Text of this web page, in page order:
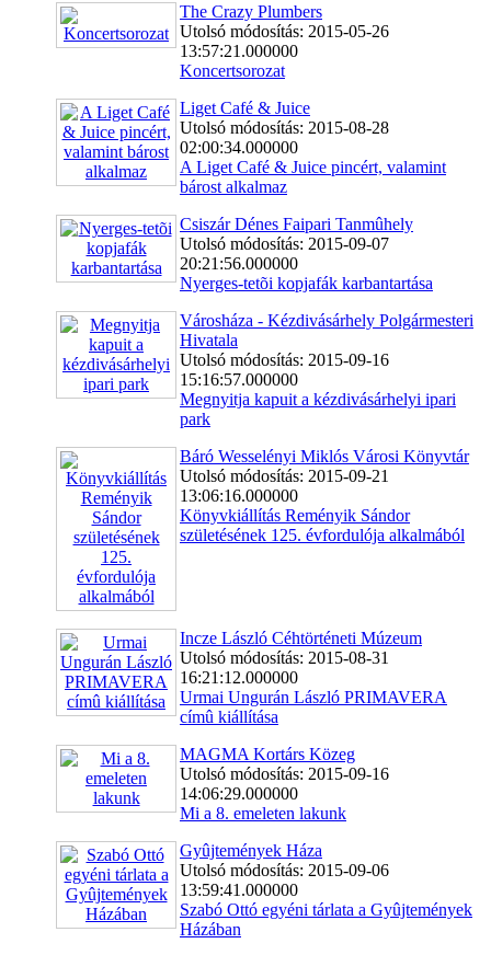
The Crazy Plumbers
Utolsó módosítás: 2015-05-26
13:57:21.000000
Koncertsorozat
Liget Café & Juice
Utolsó módosítás: 2015-08-28
02:00:34.000000
A Liget Café & Juice pincért, valamint
bárost alkalmaz
Csiszár Dénes Faipari Tanmûhely
Utolsó módosítás: 2015-09-07
20:21:56.000000
Nyerges-tetõi kopjafák karbantartása
Városháza - Kézdivásárhely Polgármesteri
Hivatala
Utolsó módosítás: 2015-09-16
15:16:57.000000
Megnyitja kapuit a kézdivásárhelyi ipari
park
Báró Wesselényi Miklós Városi Könyvtár
Utolsó módosítás: 2015-09-21
13:06:16.000000
Könyvkiállítás Reményik Sándor
születésének 125. évfordulója alkalmából
Incze László Céhtörténeti Múzeum
Utolsó módosítás: 2015-08-31
16:21:12.000000
Urmai Ungurán László PRIMAVERA
címû kiállítása
MAGMA Kortárs Közeg
Utolsó módosítás: 2015-09-16
14:06:29.000000
Mi a 8. emeleten lakunk
Gyûjtemények Háza
Utolsó módosítás: 2015-09-06
13:59:41.000000
Szabó Ottó egyéni tárlata a Gyûjtemények
Házában